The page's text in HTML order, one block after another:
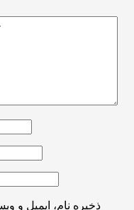
ذخیره نام، ایمیل و